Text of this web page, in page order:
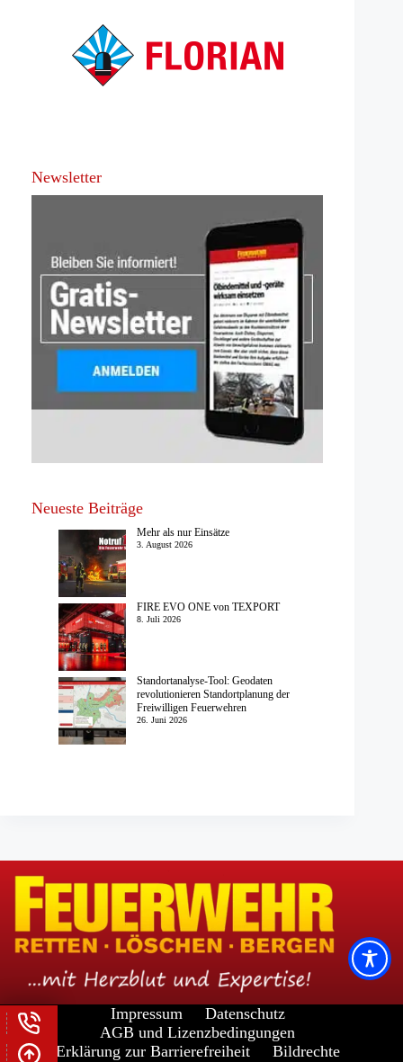
Newsletter
Neueste Beiträge
Mehr als nur Einsätze
3. August 2026
FIRE EVO ONE von TEXPORT
8. Juli 2026
Standortanalyse-Tool: Geodaten
revolutionieren Standortplanung der
Freiwilligen Feuerwehren
26. Juni 2026
Impressum
Datenschutz
AGB und Lizenzbedingungen
Erklärung zur Barrierefreiheit
Bildrechte